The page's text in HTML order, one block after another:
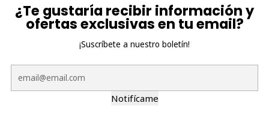
¿Te gustaría recibir información y
ofertas exclusivas en tu email?
¡Suscríbete a nuestro boletín!
Notifícame